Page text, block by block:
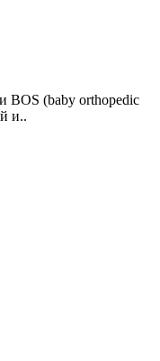
BOS (baby orthopedic
и..